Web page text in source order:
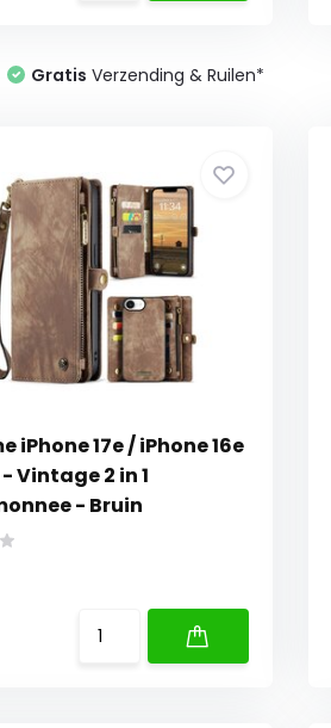
Gratis Verzending & Ruilen*
iPhone 17e / iPhone 16e
Vintage 2 in 1
- Bruin